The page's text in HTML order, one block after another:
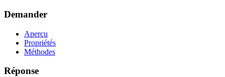
Demander
Aperçu
Propriétés
Méthodes
Réponse